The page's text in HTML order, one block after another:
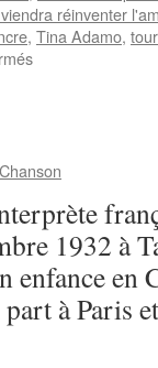
réinventer
, Tina Adamo,
sur
1932 à
en
à Paris